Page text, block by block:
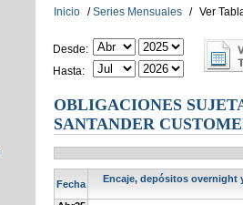
Inicio / Series Mensuales / Ver
Desde:
Hasta:
OBLIGACIONES
SANTANDER
Fecha Encaje, depósitos overnight